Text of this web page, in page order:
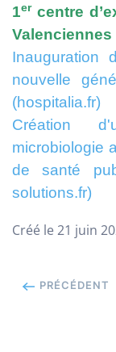
1ercentre
Valenciennes
Inauguration
nouvelle
(hospitalia.fr)
Création
microbiologie
de santé
solutions.fr)
Créé le 21 juin
PRÉCÉDENT